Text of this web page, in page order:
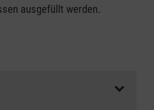
ausgefüllt werden.